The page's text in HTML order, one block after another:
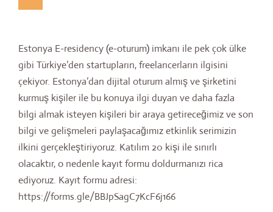
Estonya E-residency (e-oturum) imkanı ile pek çok ülke
gibi Türkiye’den startupların, freelancerların ilgisini
çekiyor. Estonya’dan dijital oturum almış ve şirketini
kurmuş kişiler ile bu konuya ilgi duyan ve daha fazla
bilgi almak isteyen kişileri bir araya getireceğimiz ve son
bilgi ve gelişmeleri paylaşacağımız etkinlik serimizin
ilkini gerçekleştiriyoruz. Katılım 20 kişi ile sınırlı
olacaktır, o nedenle kayıt formu doldurmanızı rica
ediyoruz. Kayıt formu adresi:
https://forms.gle/BBJpSagC7KcF6j166